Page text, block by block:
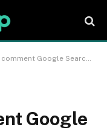
permet d’accéder à la Wayback Machine pour explorer les archives du web.
Google